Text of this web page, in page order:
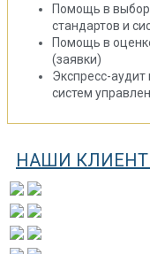
Помощь в
стандартов и
Помощь в
(заявки)
Экспресс-аудит
систем
НАШИ